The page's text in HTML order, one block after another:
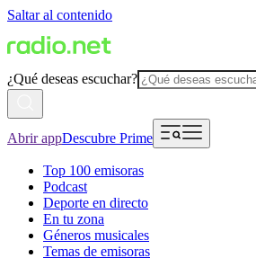
Saltar al contenido
¿Qué deseas escuchar?
Abrir appDescubre Prime
Top 100 emisoras
Podcast
Deporte en directo
En tu zona
Géneros musicales
Temas de emisoras